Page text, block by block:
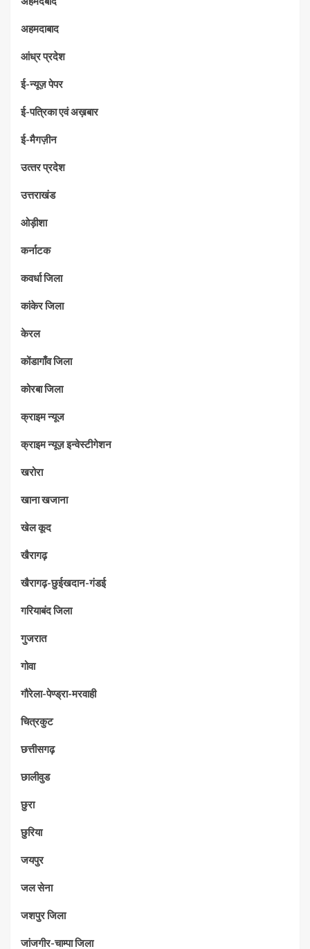
अहमदाबाद
आंध्र प्रदेश
ई-न्यूज़ पेपर
ई-पत्रिका एवं अख़बार
ई-मैगज़ीन
उत्‍तर प्रदेश
उत्तराखंड
ओड़ीशा
कर्नाटक
कवर्धा जिला
कांकेर जिला
केरल
कोंडागाँव जिला
कोरबा जिला
क्राइम न्यूज
क्राइम न्यूज़ इन्वेस्टीगेशन
खरोरा
खाना खजाना
खेल कूद
खैरागढ़
खैरागढ़-छुईखदान-गंडई
गरियाबंद जिला
गुजरात
गोवा
गौरेला-पेण्ड्रा-मरवाही
चित्रकुट
छत्तीसगढ़
छालीवुड
छुरा
छुरिया
जयपुर
जल सेना
जशपुर जिला
जांजगीर-चाम्पा जिला